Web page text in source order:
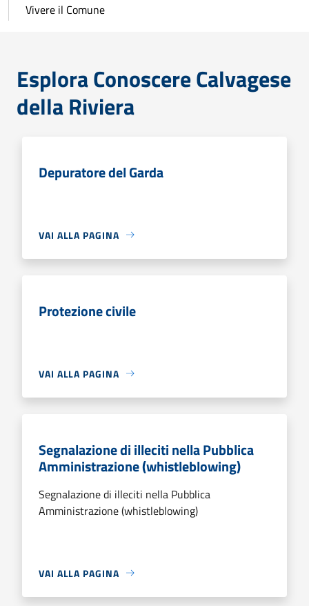
Vivere il Comune
Esplora Conoscere Calvagese
della Riviera
Depuratore del Garda
VAI ALLA PAGINA
Protezione civile
VAI ALLA PAGINA
Segnalazione di illeciti nella Pubblica
Amministrazione (whistleblowing)
Segnalazione di illeciti nella Pubblica
Amministrazione (whistleblowing)
VAI ALLA PAGINA